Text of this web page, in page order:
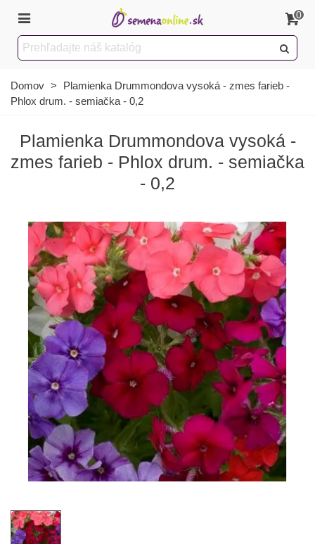
0
Domov >
Plamienka Drummondova vysoká - zmes farieb -
Phlox drum. - semiačka - 0,2
Plamienka Drummondova vysoká -
zmes farieb - Phlox drum. - semiačka
- 0,2